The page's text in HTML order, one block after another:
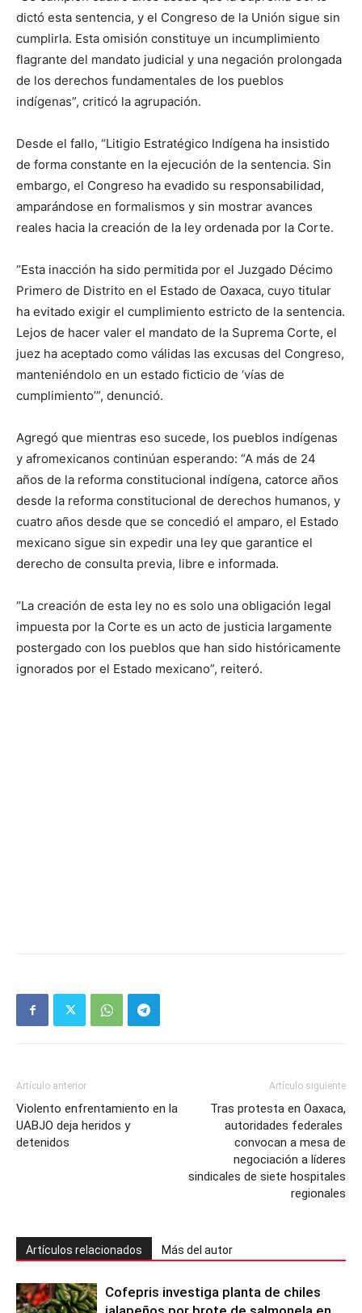
dictó esta sentencia, y el Congreso de la Unión sigue sin
cumplirla. Esta omisión constituye un incumplimiento
flagrante del mandato judicial y una negación prolongada
de los derechos fundamentales de los pueblos
indígenas”, criticó la agrupación.
Desde el fallo, “Litigio Estratégico Indígena ha insistido
de forma constante en la ejecución de la sentencia. Sin
embargo, el Congreso ha evadido su responsabilidad,
amparándose en formalismos y sin mostrar avances
reales hacia la creación de la ley ordenada por la Corte.
“Esta inacción ha sido permitida por el Juzgado Décimo
Primero de Distrito en el Estado de Oaxaca, cuyo titular
ha evitado exigir el cumplimiento estricto de la sentencia.
Lejos de hacer valer el mandato de la Suprema Corte, el
juez ha aceptado como válidas las excusas del Congreso,
manteniéndolo en un estado ficticio de ‘vías de
cumplimiento’”, denunció.
Agregó que mientras eso sucede, los pueblos indígenas
y afromexicanos continúan esperando: “A más de 24
años de la reforma constitucional indígena, catorce años
desde la reforma constitucional de derechos humanos, y
cuatro años desde que se concedió el amparo, el Estado
mexicano sigue sin expedir una ley que garantice el
derecho de consulta previa, libre e informada.
“La creación de esta ley no es solo una obligación legal
impuesta por la Corte es un acto de justicia largamente
postergado con los pueblos que han sido históricamente
ignorados por el Estado mexicano”, reiteró.
Artículo anterior
Violento enfrentamiento en la
UABJO deja heridos y
detenidos
Artículo siguiente
Tras protesta en Oaxaca,
autoridades federales
convocan a mesa de
negociación a líderes
sindicales de siete hospitales
regionales
Artículos relacionados Más del autor
Cofepris investiga planta de chiles